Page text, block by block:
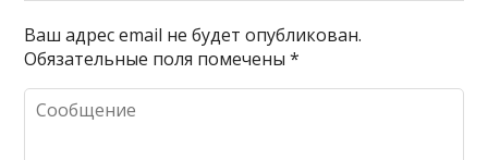
Ваш адрес email не будет опубликован.
Обязательные поля помечены*